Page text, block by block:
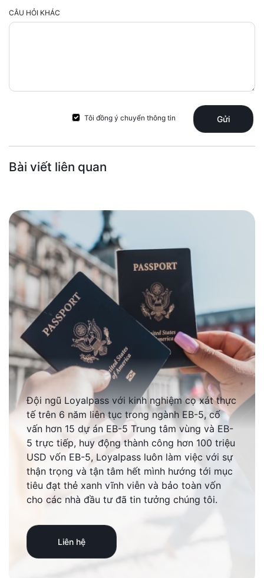
CÂU HỎI KHÁC
Tôi đồng ý chuyển thông tin Gửi
Bài viết liên quan
Đội ngũ Loyalpass với kinh nghiệm cọ xát thực
tế trên 6 năm liên tục trong ngành EB-5, cố
vấn hơn 15 dự án EB-5 Trung tâm vùng và EB-
5 trực tiếp, huy động thành công hơn 100 triệu
USD vốn EB-5, Loyalpass luôn làm việc với sự
thận trọng và tận tâm hết mình hướng tới mục
tiêu đạt thẻ xanh vĩnh viễn và bảo toàn vốn
cho các nhà đầu tư đã tin tưởng chúng tôi.
Liên hệ